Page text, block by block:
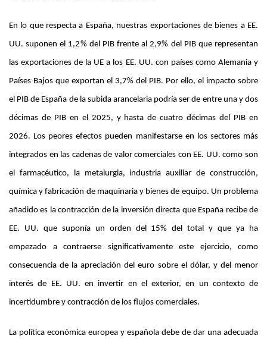
En lo que respecta a España, nuestras exportaciones de bienes a EE.
UU. suponen el 1,2% del PIB frente al 2,9% del PIB que representan
las exportaciones de la UE a los EE. UU. con países como Alemania y
Países Bajos que exportan el 3,7% del PIB. Por ello, el impacto sobre
el PIB de España de la subida arancelaria podría ser de entre una y dos
décimas de PIB en el 2025, y hasta de cuatro décimas del PIB en
2026. Los peores efectos pueden manifestarse en los sectores más
integrados en las cadenas de valor comerciales con EE. UU. como son
el farmacéutico, la metalurgia, industria auxiliar de construcción,
química y fabricación de maquinaria y bienes de equipo. Un problema
añadido es la contracción de la inversión directa que España recibe de
EE. UU. que suponía un orden del 15% del total y que ya ha
empezado a contraerse significativamente este ejercicio, como
consecuencia de la apreciación del euro sobre el dólar, y del menor
interés de EE. UU. en invertir en el exterior, en un contexto de
incertidumbre y contracción de los flujos comerciales.
La política económica europea y española debe de dar una adecuada